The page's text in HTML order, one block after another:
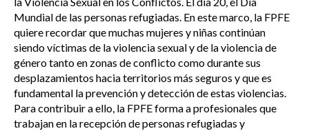
Mundial de las personas refugiadas. En este marco, la FPFE
quiere recordar que muchas mujeres y niñas continúan
siendo víctimas de la violencia sexual y de la violencia de
género tanto en zonas de conflicto como durante sus
desplazamientos hacia territorios más seguros y que es
fundamental la prevención y detección de estas violencias.
Para contribuir a ello, la FPFE forma a profesionales que
trabajan en la recepción de personas refugiadas y